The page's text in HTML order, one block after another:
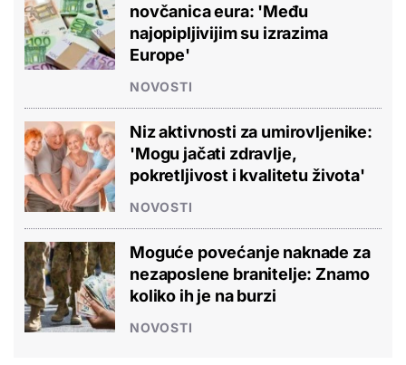
novčanica eura: 'Među
najopipljivijim su izrazima
Europe'
NOVOSTI
Niz aktivnosti za umirovljenike:
'Mogu jačati zdravlje,
pokretljivost i kvalitetu života'
NOVOSTI
Moguće povećanje naknade za
nezaposlene branitelje: Znamo
koliko ih je na burzi
NOVOSTI